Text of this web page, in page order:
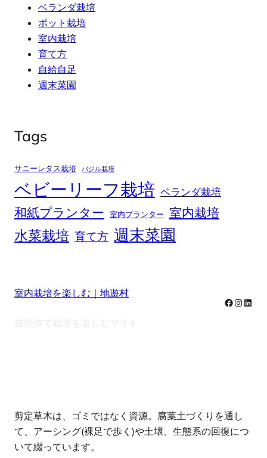
ベランダ栽培
ポット栽培
室内栽培
育て方
自給自足
週末菜園
Tags
サニーレタス栽培 バジル栽培
ベビーリーフ栽培 ベランダ栽培
和紙プランター 室内プランター 室内栽培
水菜栽培 育て方 週末菜園
室内栽培を楽しむ｜地遊村
自然体で栽培を楽しむサイト
Facebook
剪定草木は、ゴミではなく資源。腐葉土づくりを通し
て、アーシング(裸足で歩く)や土壌、生態系の回復につ
いて綴っています。